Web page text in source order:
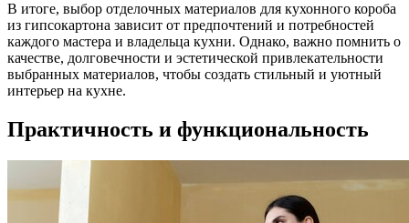
В итоге, выбор отделочных материалов для кухонного короба
из гипсокартона зависит от предпочтений и потребностей
каждого мастера и владельца кухни. Однако, важно помнить о
качестве, долговечности и эстетической привлекательности
выбранных материалов, чтобы создать стильный и уютный
интерьер на кухне.
Практичность и функциональность